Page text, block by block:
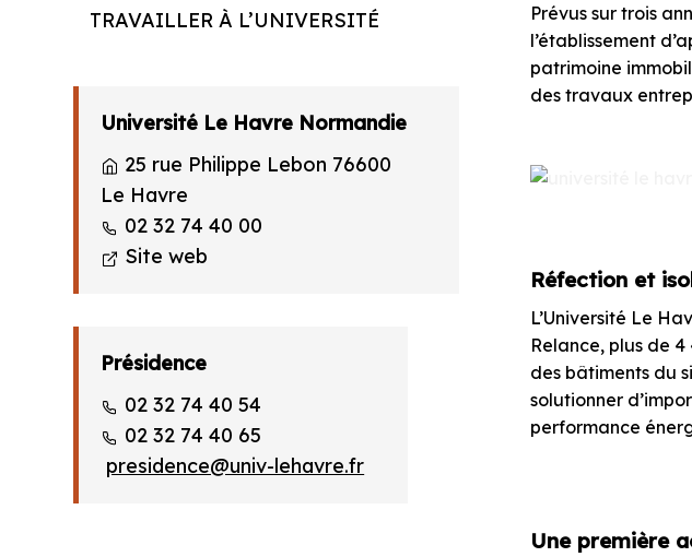
TRAVAILLER À L’UNIVERSITÉ
Université Le Havre Normandie
25 rue Philippe Lebon 76600
Le Havre
02 32 74 40 00
Site web
Présidence
02 32 74 40 54
02 32 74 40 65
presidence@univ-lehavre.fr
Prévus sur trois
l’établissement
patrimoine
des travaux
Réfection et
L’Université Le
Relance, plus de
des bâtiments du
solutionner
performance
Une première